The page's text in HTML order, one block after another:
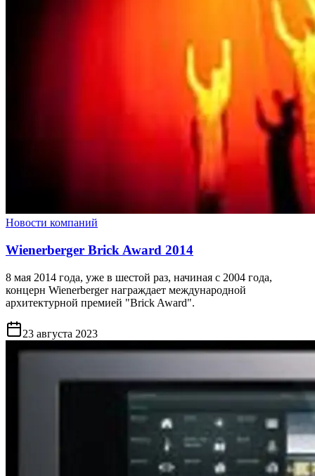
Новости компаний
Wienerberger Brick Award 2014
8 мая 2014 года, уже в шестой раз, начиная с 2004 года,
концерн Wienerberger награждает международной
архитектурной премией "Brick Award".
23 августа 2023